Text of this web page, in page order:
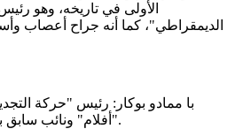
الأولى في تاريخه، وهو
الديمقراطي"، كما أنه جراح أعصاب
"أفلام" ونائب سابق بالجمعية الوطنية في 2013.